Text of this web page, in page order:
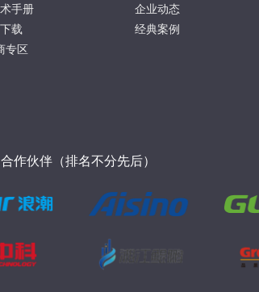
手册
载
专区
企业动态
经典案例
合作伙伴（排名不分先后）